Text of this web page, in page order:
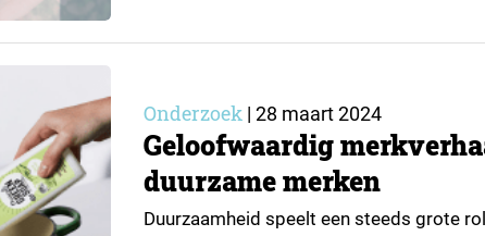
Onderzoek | 28 maart 2024
Geloofwaardig
duurzame merken
Duurzaamheid speelt een steeds grote